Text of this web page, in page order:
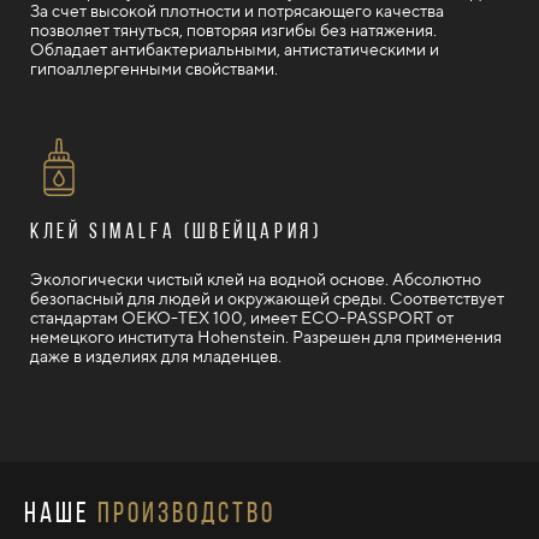
За счет высокой плотности и потрясающего качества
позволяет тянуться, повторяя изгибы без натяжения.
Обладает антибактериальными, антистатическими и
гипоаллергенными свойствами.
Клей Simalfa (Швейцария)
Экологически чистый клей на водной основе. Абсолютно
безопасный для людей и окружающей среды. Соответствует
стандартам OEKO-TEX 100, имеет ECO-PASSPORT от
немецкого института Hohenstein. Разрешен для применения
даже в изделиях для младенцев.
наше производство